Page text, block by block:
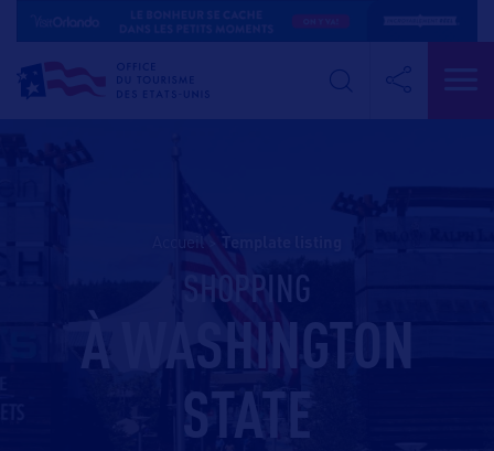
Accueil
SHOPPING
À WASHINGTON
STATE